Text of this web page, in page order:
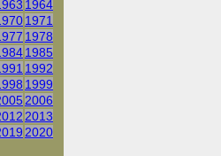
1964
1971
1978
1985
1992
1999
2006
2013
2020